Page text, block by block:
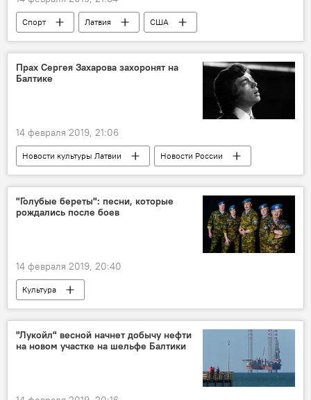
Спорт Латвия
США
Родион Куруц
Прах Сергея Захарова захоронят на
Балтике
14 февраля 2019, 21:06
Новости культуры Латвии
Новости России
Новости мира
Россия
"Голубые береты": песни, которые
рождались после боев
14 февраля 2019, 20:40
Культура
Афганистан: 30 лет в ожидании мира
Афганистан
"Лукойл" весной начнет добычу нефти
на новом участке на шельфе Балтики